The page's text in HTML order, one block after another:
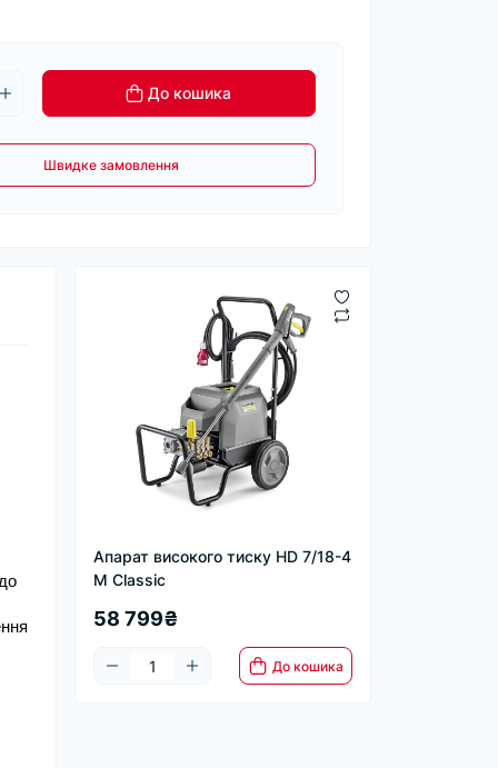
До кошика
Швидке замовлення
Апарат високого тиску HD 7/18-4
M Classic
58 799₴
До кошика